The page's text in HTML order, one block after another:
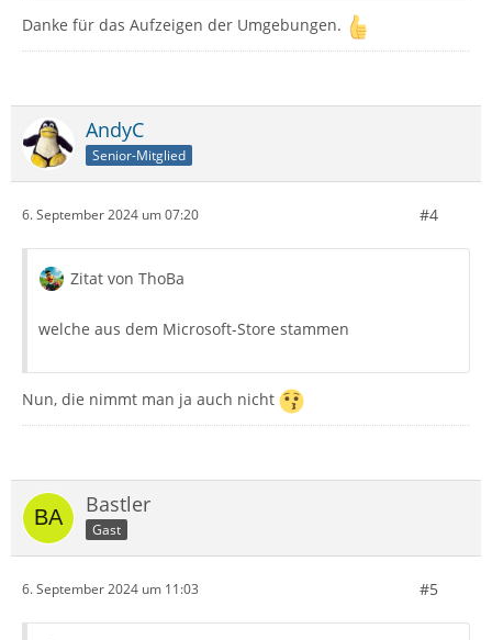
Danke für das Aufzeigen der Umgebungen.
AndyC
Senior-Mitglied
6. September 2024 um 07:20 #4
Zitat von ThoBa
welche aus dem Microsoft-Store stammen
Nun, die nimmt man ja auch nicht
Bastler
Gast
6. September 2024 um 11:03 #5